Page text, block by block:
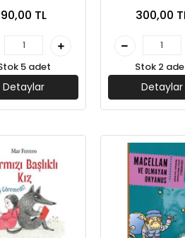
Can
90,00 TL
5 adet
Detaylar
300,00
Stok 2
Detaylar